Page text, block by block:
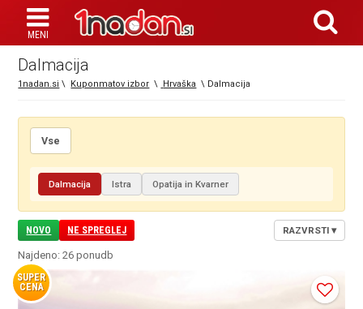
Dalmacija
1nadan.si \ Kuponmatov izbor \ Hrvaška \ Dalmacija
Vse
Dalmacija Istra Opatija in Kvarner
NOVO NE SPREGLEJ RAZVRSTI▾
Najdeno: 26 ponudb
SUPER
CENA